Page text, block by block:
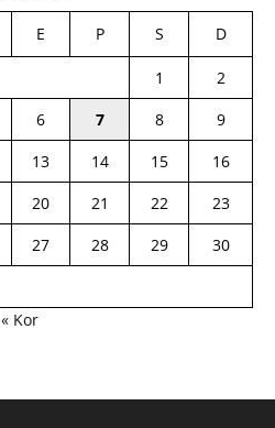
E P S D
1
2
6 7 8
9
13 14 15
16
20 21 22
23
27 28 29
30
« Kor